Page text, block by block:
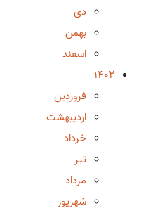
دی
بهمن
اسفند
1402
فروردین
اردیبهشت
خرداد
تیر
مرداد
شهریور